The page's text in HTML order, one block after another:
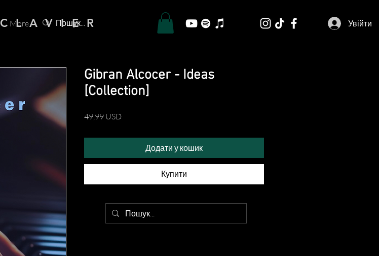
More Увійти
C L A V I E R
Gibran Alcocer - Ideas
[Collection]
49,99 USDЦіна
Додати у кошик
Купити